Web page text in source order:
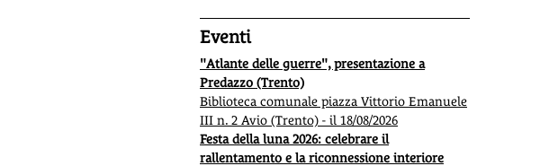
Eventi
"Atlante delle guerre", presentazione a
Predazzo (Trento)
Biblioteca comunale piazza Vittorio Emanuele
III n. 2 Avio (Trento) - il 18/08/2026
Festa della luna 2026: celebrare il
rallentamento e la riconnessione interiore